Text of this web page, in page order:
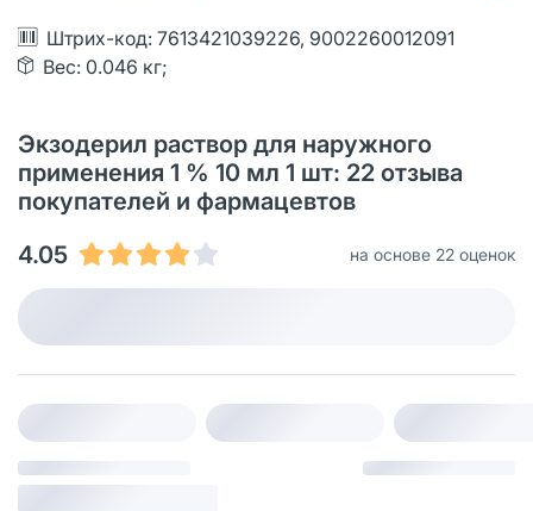
Штрих-код: 7613421039226, 9002260012091
Вес: 0.046 кг;
Экзодерил раствор для наружного
применения 1 % 10 мл 1 шт: 22 отзыва
покупателей и фармацевтов
4.05
на основе 22 оценок